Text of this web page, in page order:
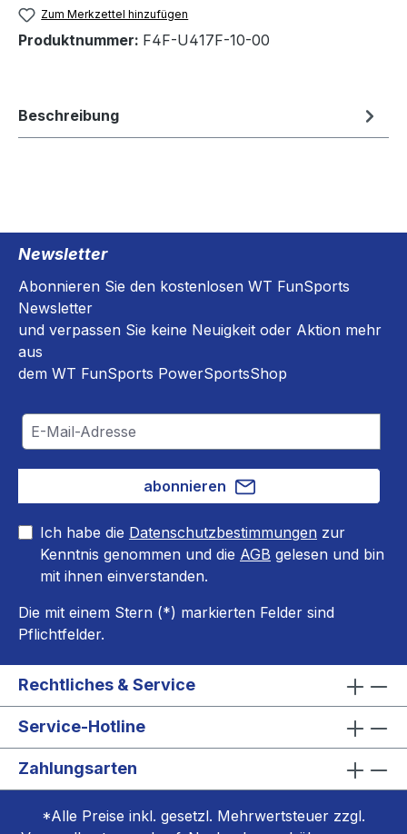
Zum Merkzettel hinzufügen
Produktnummer: F4F-U417F-10-00
Beschreibung
Newsletter
Abonnieren Sie den kostenlosen WT FunSports
Newsletter
und verpassen Sie keine Neuigkeit oder Aktion mehr
aus
dem WT FunSports PowerSportsShop
abonnieren
Ich habe die Datenschutzbestimmungen zur
Kenntnis genommen und die AGB gelesen und bin
mit ihnen einverstanden.
Die mit einem Stern (*) markierten Felder sind
Pflichtfelder.
Rechtliches & Service
Service-Hotline
Zahlungsarten
*Alle Preise inkl. gesetzl. Mehrwertsteuer zzgl.